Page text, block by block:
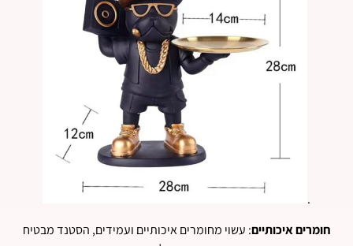
.
חומרים איכותיים: עשוי מחומרים איכותיים ועמידים, הסטנד מבטיח